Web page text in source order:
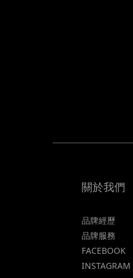
關於我們
品牌經歷
品牌服務
FACEBOOK
INSTAGRAM